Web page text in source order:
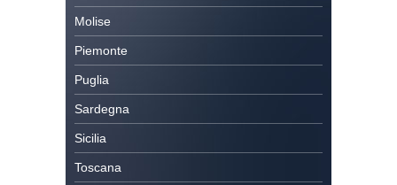
Molise
Piemonte
Puglia
Sardegna
Sicilia
Toscana